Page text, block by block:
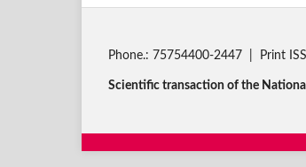
Phone.: 75754400-2447 | Print
Scientific transaction of the